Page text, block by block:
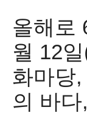
올해로
월 12일
화마당,
의 바다,